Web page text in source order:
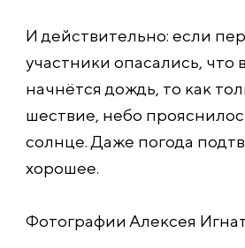
И действительно: если
участники опасались, что
начнётся дождь, то как
шествие, небо
солнце. Даже погода
хорошее.
Фотографии Алексея